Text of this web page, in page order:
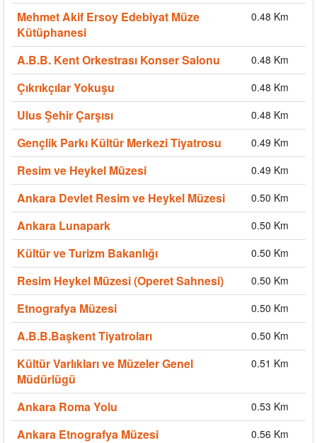
Mehmet Akif Ersoy Edebiyat Müze
Kütüphanesi
0.48 Km
A.B.B. Kent Orkestrası Konser Salonu 0.48 Km
Çıkrıkçılar Yokuşu 0.48 Km
Ulus Şehir Çarşısı 0.48 Km
Gençlik Parkı Kültür Merkezi Tiyatrosu 0.49 Km
Resim ve Heykel Müzesi 0.49 Km
Ankara Devlet Resim ve Heykel Müzesi 0.50 Km
Ankara Lunapark 0.50 Km
Kültür ve Turizm Bakanlığı 0.50 Km
Resim Heykel Müzesi (Operet Sahnesi) 0.50 Km
Etnografya Müzesi 0.50 Km
A.B.B.Başkent Tiyatroları 0.50 Km
Kültür Varlıkları ve Müzeler Genel
Müdürlügü
0.51 Km
Ankara Roma Yolu 0.53 Km
Ankara Etnografya Müzesi 0.56 Km